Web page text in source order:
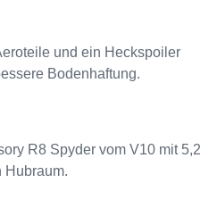
und ein Heckspoiler
Bodenhaftung.
R8 Spyder vom V10 mit 5,2
Hubraum.